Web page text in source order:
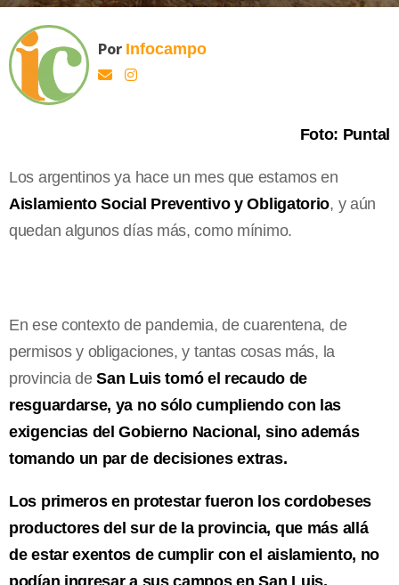
Por Infocampo
Foto: Puntal
Los argentinos ya hace un mes que estamos en
Aislamiento Social Preventivo y Obligatorio, y aún
quedan algunos días más, como mínimo.
En ese contexto de pandemia, de cuarentena, de
permisos y obligaciones, y tantas cosas más, la
provincia deSan Luis tomó el recaudo de
resguardarse, ya no sólo cumpliendo con las
exigencias del Gobierno Nacional, sino además
tomando un par de decisiones extras.
Los primeros en protestar fueron los cordobeses
productores del sur de la provincia, que más allá
de estar exentos de cumplir con el aislamiento, no
podían ingresar a sus campos en San Luis.